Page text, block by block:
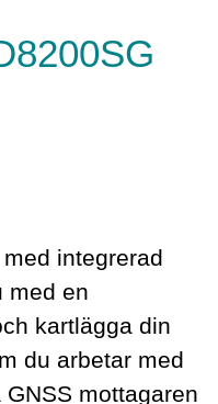
integrerad
med en
kartlägga din
du arbetar med
mottagaren